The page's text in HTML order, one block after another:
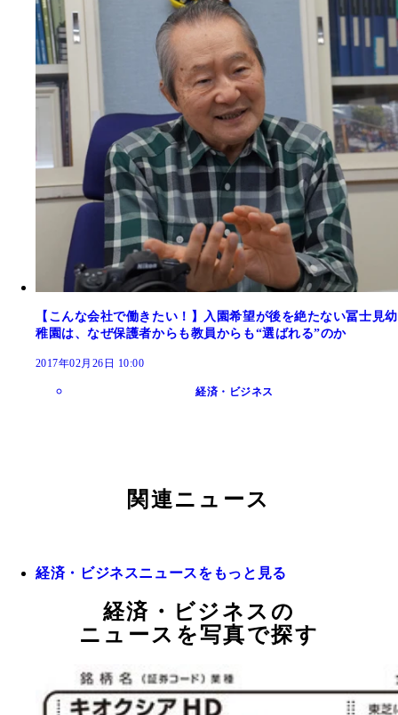
【こんな会社で働きたい！】入園希望が後を絶たない冨士見幼
稚園は、なぜ保護者からも教員からも“選ばれる”のか
2017年02月26日 10:00
経済・ビジネス
関連ニュース
経済・ビジネスニュースをもっと見る
経済・ビジネスの
ニュースを写真で探す